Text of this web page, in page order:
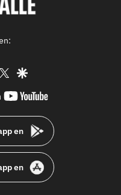
twittergoogle
youtube-
en
en